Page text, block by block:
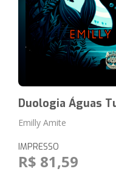
Duologia Águas
Emilly Amite
IMPRESSO
R$ 81,59